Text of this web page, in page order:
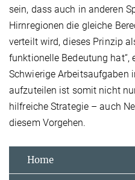
sein, dass auch in anderen
Hirnregionen die gleiche
verteilt wird, dieses Prinzip
funktionelle Bedeutung hat“,
Schwierige Arbeitsaufgaben
aufzuteilen ist somit nicht
hilfreiche Strategie – auch
diesem Vorgehen.
Home